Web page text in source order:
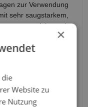
zur Verwendung
sehr saugstarkem,
angereichert mit
Oberfläche.
2.800ml
×
die
Website zu
Nutzung